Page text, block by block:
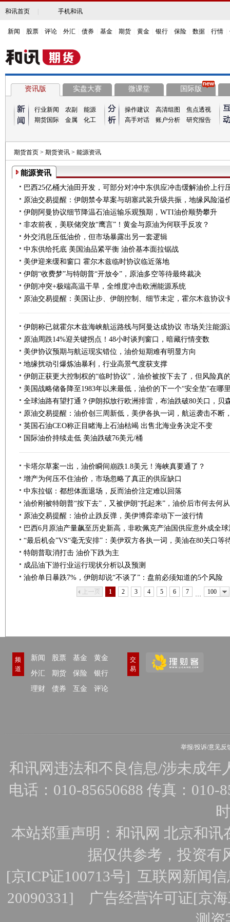
和讯首页 手机和讯
新闻 股票 评论 外汇 债券 基金 期货 黄金 银行 保险 数据 行情
资讯版 实盘大赛 微课堂 国际版
行业新闻 农副
能源
期货国际
金属 化工
操作建议 高清组图
焦点透视
高手对话
账户分析 研究报告
期货首页 > 期货资讯 > 能源资讯
能源资讯
巴西25亿桶大油田开发，可部分对冲中东供应冲击缓解油价上行
原油交易提醒：伊朗禁令草案与胡塞武装升级共振，地缘风险溢
伊朗阿曼协议细节降温石油运输乐观预期，WTI油价顺势攀升
非农前夜，美联储突放“鹰言”！黄金与原油为何联手反攻？
外交消息压低油价，但市场暴露出另一套逻辑
中东供给托底 美国油品紧平衡 油价基本面拉锯战
美伊迎来缓和窗口 霍尔木兹临时协议临近落地
伊朗“收费梦”与特朗普“开放令”，原油多空等待最终裁决
伊朗冲突+极端高温干旱，全维度冲击欧洲能源系统
原油交易提醒：美国让步、伊朗控制、细节未定，霍尔木兹协议
伊朗称已就霍尔木兹海峡航运路线与阿曼达成协议 市场关注能源
原油周跌14%迎关键拐点！48小时谈判窗口，暗藏行情变数
美伊协议预期与航运现实错位，油价短期难有明显方向
地缘扰动引爆炼油暴利，行业高景气度获支撑
伊朗正获更大控制权的“临时协议”，油价被按下去了，但风险真
美国战略储备降至1983年以来最低，油价的下一个“安全垫”在哪
全球油路有望打通？伊朗拟放行欧洲排雷，布油跌破80关口，贝
原油交易提醒：油价创三周新低，美伊各执一词，航运袭击不断
英国石油CEO称正目睹海上石油枯竭 出售北海业务决定不变
国际油价持续走低 美油跌破76美元/桶
卡塔尔草案一出，油价瞬间崩跌1.8美元！海峡真要通了？
增产为何压不住油价，市场忽略了真正的供应缺口
中东拉锯：都想体面退场，反而油价注定难以回落
油价刚被特朗普“按下去”，又被伊朗“托起来”，油价后市何去何
原油交易提醒：油价止跌反弹，美伊博弈牵动下一波行情
巴西6月原油产量飙至历史新高，非欧佩克产油国供应意外成全球
“最后机会”VS“毫无安排”：美伊双方各执一词，美油在80关口等
特朗普取消打击 油价下跌为主
成品油下游行业运行现状分析以及预测
油价单日暴跌7%，伊朗却说“不谈了”：盘前必须知道的5个风险
1 2 3 4 5 6 7 … 100
下一页
频
道
新闻 股票 基金
黄金
外汇
期货 保险
银行
理财
债券 互金 评论
交
易
举报/投诉/意见反
和讯网违法和不良信息/涉未成年
电话：010-85650688 传真：010-
本站郑重声明：和讯网 北京和
据仅供参考，投资有
[京ICP证100713号]互联网新闻
20090331] 广告经营许可证[京